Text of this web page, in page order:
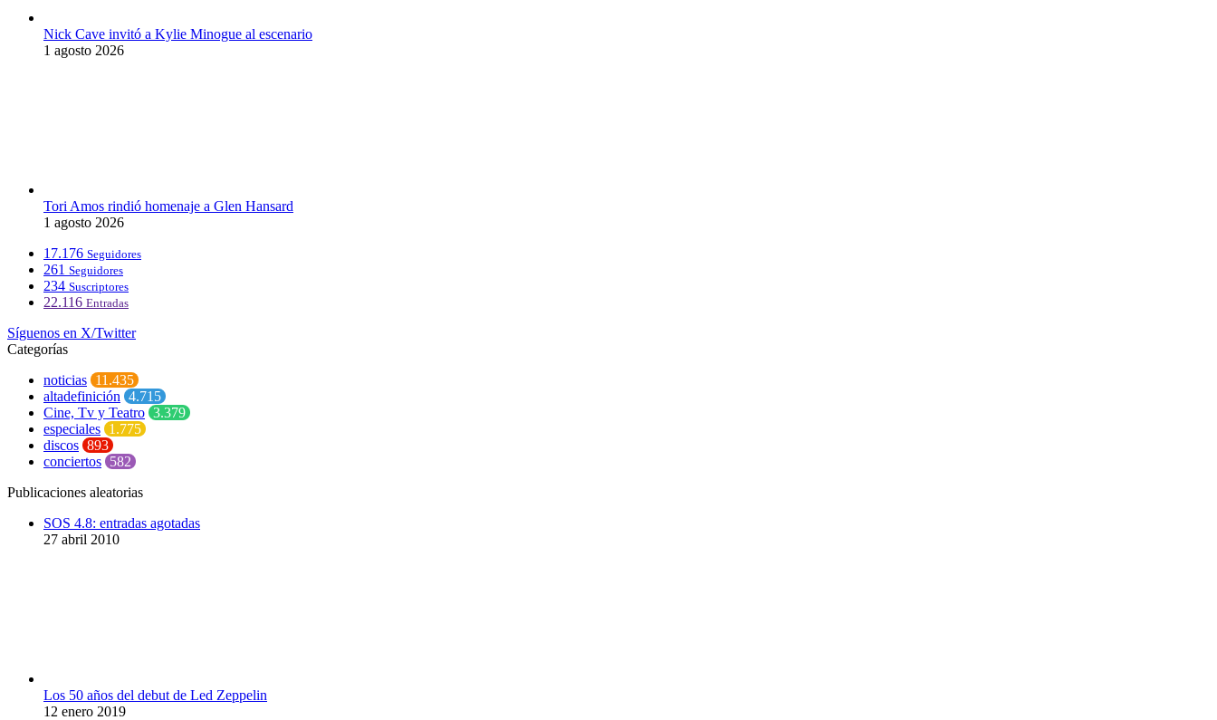
Nick Cave invitó a Kylie Minogue al escenario
1 agosto 2026
Tori Amos rindió homenaje a Glen Hansard
1 agosto 2026
17.176 Seguidores
261 Seguidores
234 Suscriptores
22.116 Entradas
Síguenos en X/Twitter
Categorías
noticias 11.435
altadefinición 4.715
Cine, Tv y Teatro 3.379
especiales 1.775
discos 893
conciertos 582
Publicaciones aleatorias
SOS 4.8: entradas agotadas
27 abril 2010
Los 50 años del debut de Led Zeppelin
12 enero 2019